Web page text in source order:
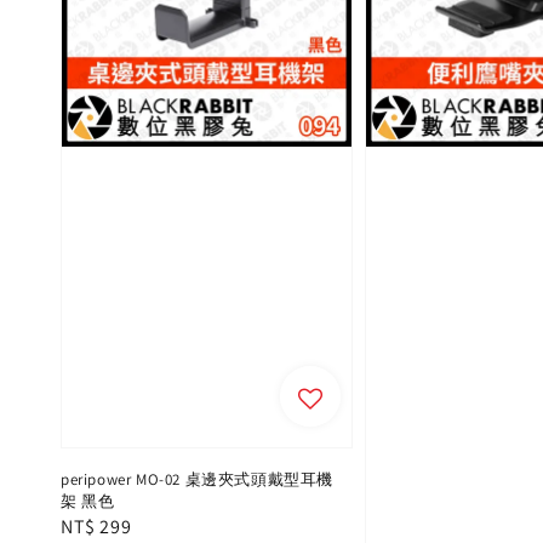
peripower MO-02 桌邊夾式頭戴型耳機
架 黑色
Regular
NT$ 299